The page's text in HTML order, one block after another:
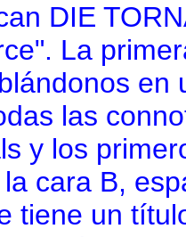
DIE
La
en
las
y los
cara B,
tiene un